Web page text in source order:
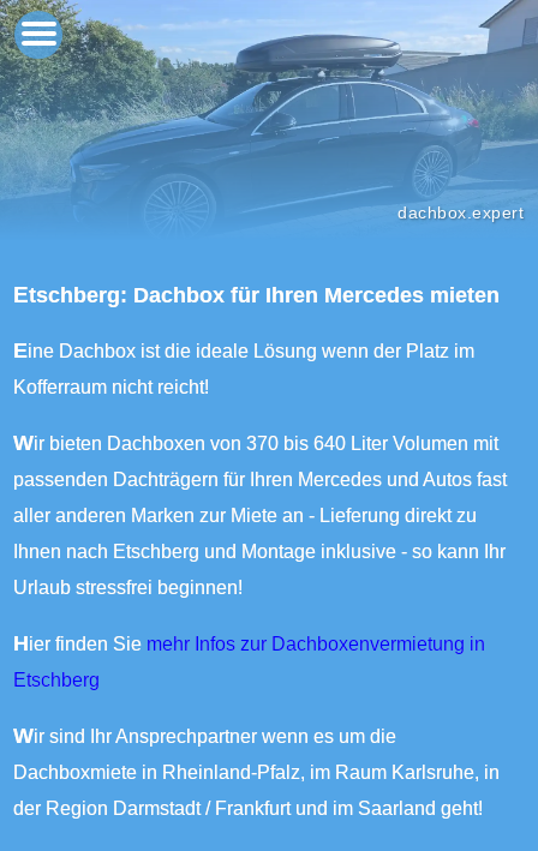
dachbox.expert
Etschberg: Dachbox für Ihren Mercedes mieten
Eine Dachbox ist die ideale Lösung wenn der Platz im
Kofferraum nicht reicht!
Wir bieten Dachboxen von 370 bis 640 Liter Volumen mit
passenden Dachträgern für Ihren Mercedes und Autos fast
aller anderen Marken zur Miete an - Lieferung direkt zu
Ihnen nach Etschberg und Montage inklusive - so kann Ihr
Urlaub stressfrei beginnen!
Hier finden Sie mehr Infos zur Dachboxenvermietung in
Etschberg
Wir sind Ihr Ansprechpartner wenn es um die
Dachboxmiete in Rheinland-Pfalz, im Raum Karlsruhe, in
der Region Darmstadt / Frankfurt und im Saarland geht!